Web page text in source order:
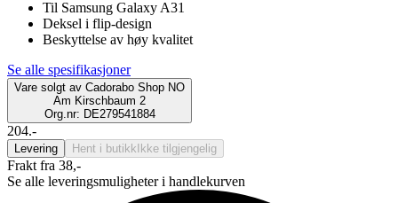
Til Samsung Galaxy A31
Deksel i flip-design
Beskyttelse av høy kvalitet
Se alle spesifikasjoner
Vare solgt av Cadorabo Shop NO
Am Kirschbaum 2
Org.nr: DE279541884
204.-
Levering Hent i butikk Ikke tilgjengelig
Frakt fra 38,-
Se alle leveringsmuligheter i handlekurven